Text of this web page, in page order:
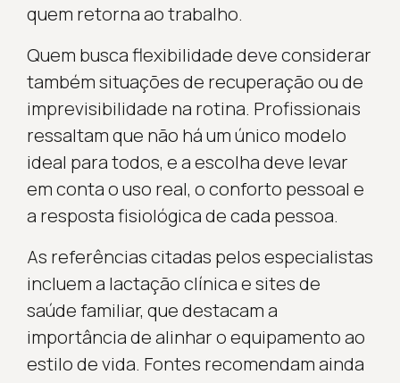
quem retorna ao trabalho.
Quem busca flexibilidade deve considerar
também situações de recuperação ou de
imprevisibilidade na rotina. Profissionais
ressaltam que não há um único modelo
ideal para todos, e a escolha deve levar
em conta o uso real, o conforto pessoal e
a resposta fisiológica de cada pessoa.
As referências citadas pelos especialistas
incluem a lactação clínica e sites de
saúde familiar, que destacam a
importância de alinhar o equipamento ao
estilo de vida. Fontes recomendam ainda